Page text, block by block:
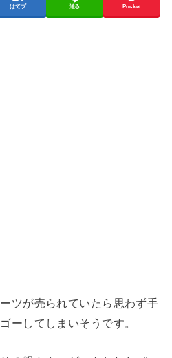
はてブ 送る Pocket
ツが売られていたら思わず手
ーしてしまいそうです。